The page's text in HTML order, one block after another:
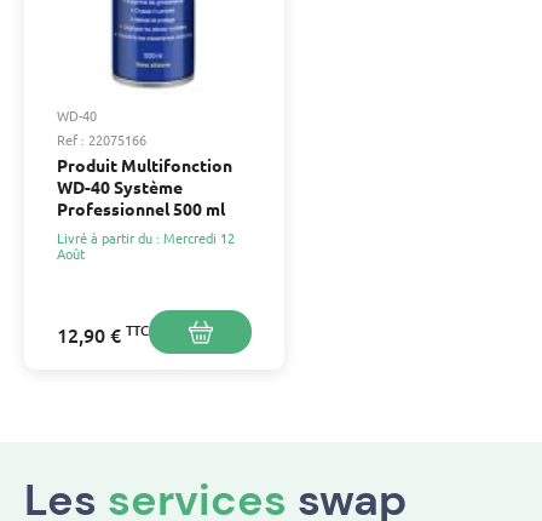
WD-40
Ref : 22075166
Produit Multifonction
WD-40 Système
Professionnel 500 ml
Livré à partir du : Mercredi 12
Août
12,90 € TTC
Les services swap